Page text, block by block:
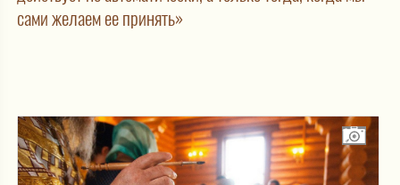
сами желаем ее принять»